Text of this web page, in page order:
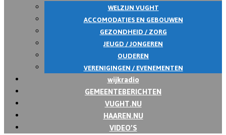
WELZIJN VUGHT
ACCOMODATIES EN GEBOUWEN
GEZONDHEID / ZORG
JEUGD / JONGEREN
OUDEREN
VERENIGINGEN / EVENEMENTEN
wijkradio
GEMEENTEBERICHTEN
VUGHT.NU
HAAREN.NU
VIDEO’S